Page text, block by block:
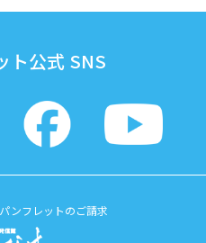
ト公式 SNS
ンフレットのご請求